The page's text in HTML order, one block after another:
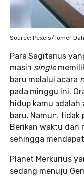
Source: Pexels/Tomer
Para Sagitarius
masih single
baru melalui acara
pada minggu ini.
hidup kamu adalah
baru. Namun, tidak
Berikan waktu dan
sehingga
Planet Merkurius
sedang menuju